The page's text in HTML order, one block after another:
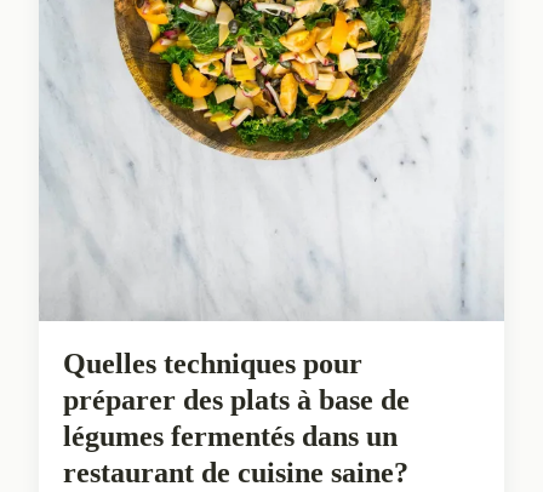
Quelles techniques pour
préparer des plats à base de
légumes fermentés dans un
restaurant de cuisine saine?